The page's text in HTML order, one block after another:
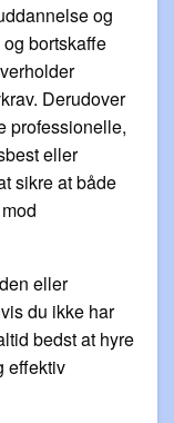
og
bortskaffe
Derudover
professionelle,
eller
sikre at både
eller
du ikke har
bedst at hyre
effektiv